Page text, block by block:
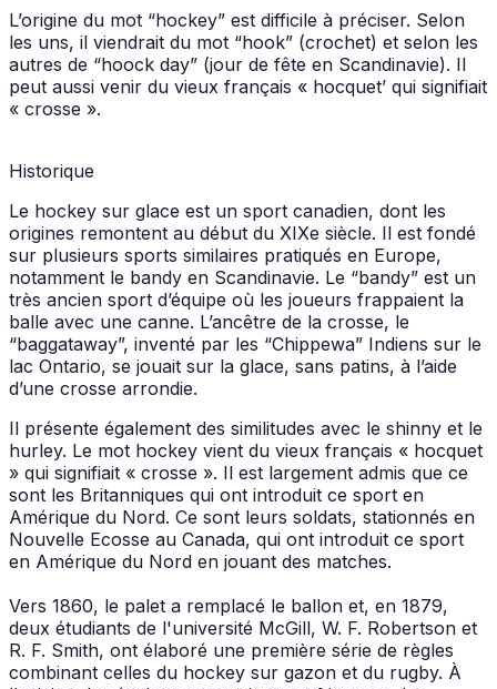
L’origine du mot “hockey” est difficile à préciser. Selon
les uns, il viendrait du mot “hook” (crochet) et selon les
autres de “hoock day” (jour de fête en Scandinavie). Il
peut aussi venir du vieux français « hocquet’ qui signifiait
« crosse ».
Historique
Le hockey sur glace est un sport canadien, dont les
origines remontent au début du XIXe siècle. Il est fondé
sur plusieurs sports similaires pratiqués en Europe,
notamment le bandy en Scandinavie. Le “bandy” est un
très ancien sport d’équipe où les joueurs frappaient la
balle avec une canne. L’ancêtre de la crosse, le
“baggataway”, inventé par les “Chippewa” Indiens sur le
lac Ontario, se jouait sur la glace, sans patins, à l’aide
d’une crosse arrondie.
Il présente également des similitudes avec le shinny et le
hurley. Le mot hockey vient du vieux français « hocquet
» qui signifiait « crosse ». Il est largement admis que ce
sont les Britanniques qui ont introduit ce sport en
Amérique du Nord. Ce sont leurs soldats, stationnés en
Nouvelle Ecosse au Canada, qui ont introduit ce sport
en Amérique du Nord en jouant des matches.
Vers 1860, le palet a remplacé le ballon et, en 1879,
deux étudiants de l'université McGill, W. F. Robertson et
R. F. Smith, ont élaboré une première série de règles
combinant celles du hockey sur gazon et du rugby. À